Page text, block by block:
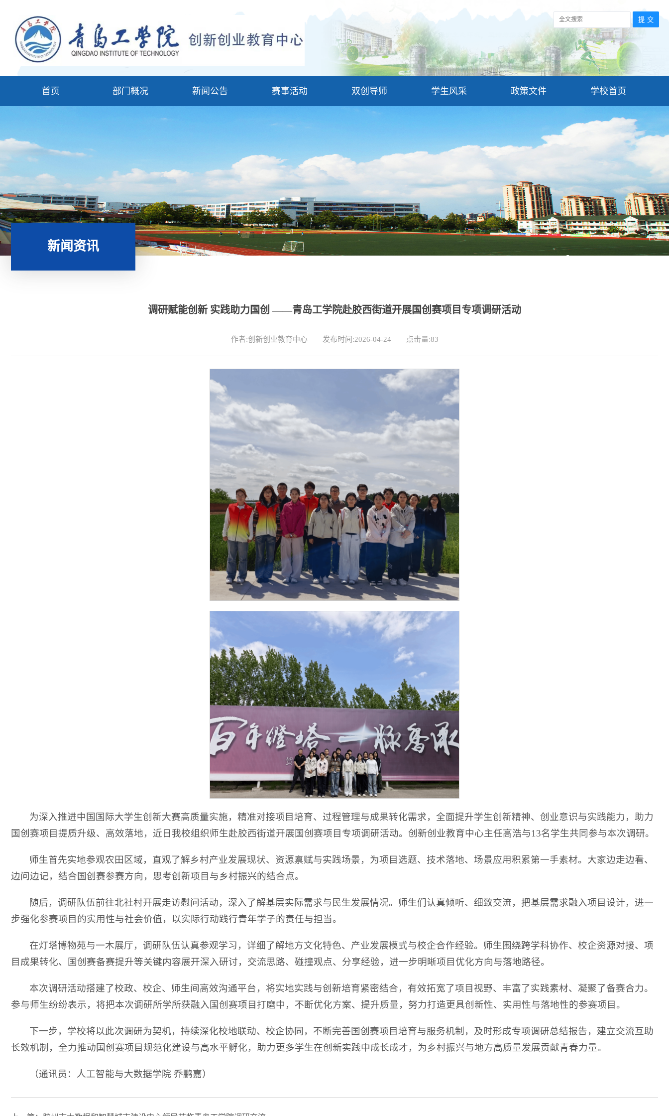
首页 部门概况 新闻公告 赛事活动 双创导师 学生风采 政策文件 学校首页
新闻资讯
调研赋能创新 实践助力国创 ——青岛工学院赴胶西街道开展国创赛项目专项调研活动
作者:创新创业教育中心 发布时间:2026-04-24 点击量:83
为深入推进中国国际大学生创新大赛高质量实施，精准对接项目培育、过程管理与成果转化需求，全面提升学生创新精神、创业意识与实践能力，助力
国创赛项目提质升级、高效落地，近日我校组织师生赴胶西街道开展国创赛项目专项调研活动。创新创业教育中心主任高浩与13名学生共同参与本次调研。
师生首先实地参观农田区域，直观了解乡村产业发展现状、资源禀赋与实践场景，为项目选题、技术落地、场景应用积累第一手素材。大家边走边看、
边问边记，结合国创赛参赛方向，思考创新项目与乡村振兴的结合点。
随后，调研队伍前往北社村开展走访慰问活动，深入了解基层实际需求与民生发展情况。师生们认真倾听、细致交流，把基层需求融入项目设计，进一
步强化参赛项目的实用性与社会价值，以实际行动践行青年学子的责任与担当。
在灯塔博物苑与一木展厅，调研队伍认真参观学习，详细了解地方文化特色、产业发展模式与校企合作经验。师生围绕跨学科协作、校企资源对接、项
目成果转化、国创赛备赛提升等关键内容展开深入研讨，交流思路、碰撞观点、分享经验，进一步明晰项目优化方向与落地路径。
本次调研活动搭建了校政、校企、师生间高效沟通平台，将实地实践与创新培育紧密结合，有效拓宽了项目视野、丰富了实践素材、凝聚了备赛合力。
参与师生纷纷表示，将把本次调研所学所获融入国创赛项目打磨中，不断优化方案、提升质量，努力打造更具创新性、实用性与落地性的参赛项目。
下一步，学校将以此次调研为契机，持续深化校地联动、校企协同，不断完善国创赛项目培育与服务机制，及时形成专项调研总结报告，建立交流互助
长效机制，全力推动国创赛项目规范化建设与高水平孵化，助力更多学生在创新实践中成长成才，为乡村振兴与地方高质量发展贡献青春力量。
（通讯员：人工智能与大数据学院 乔鹏嘉）